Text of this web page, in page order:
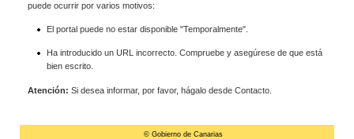
puede ocurrir por varios motivos:
El portal puede no estar disponible "Temporalmente".
Ha introducido un URL incorrecto. Compruebe y asegúrese de que está
bien escrito.
Atención: Si desea informar, por favor, hágalo desde Contacto.
© Gobierno de Canarias